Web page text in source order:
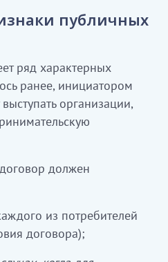
публичных
ряд характерных
ранее, инициатором
организации,
должен
из потребителей
договора);